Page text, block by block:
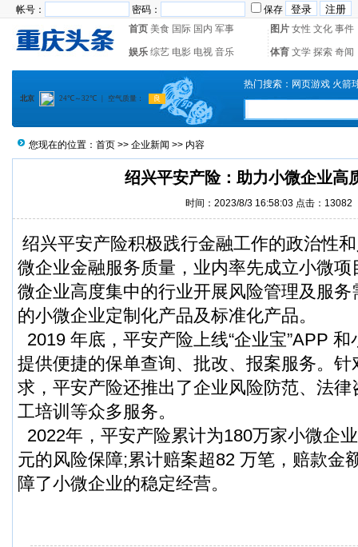
帐号： 密码：
保存
首页 美食 国际 国内 军事 图片 女性 文化 事件
娱乐 综艺 电影 电视 音乐 体育 文学 探索 奇闻
热门搜索： 网页游戏 火箭
您现在的位置： 首页 >> 企业新闻 >> 内容
绍兴平安产险：助力小微企业高
时间：2023/8/3 16:58:03 点击：13082
绍兴平安产险积极践行金融工作的政治性
微企业金融服务质量，业内率先成立小微
微企业高度集中的行业开展风险管理及服
的小微企业定制化产品及标准化产品。
2019 年底，平安产险上线“企业宝”APP
提供便捷的保单查询、批改、报案服务。
求，平安产险还推出了企业风险防范、法
工培训等众多服务。
2022年，平安产险累计为180万家小微企
元的风险保障;累计赔案超82 万笔，赔款金
障了小微企业的稳定经营。